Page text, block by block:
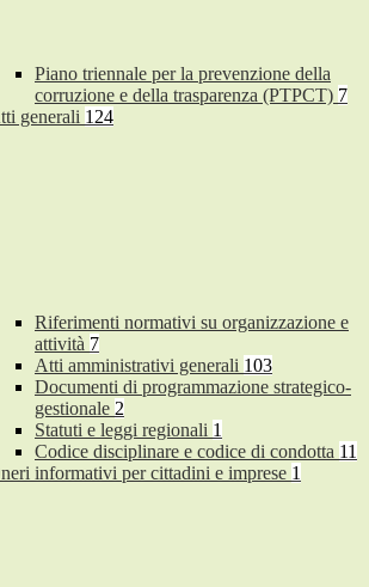
Piano triennale per la prevenzione della
corruzione e della trasparenza (PTPCT) 7
generali 124
Riferimenti normativi su organizzazione e
attività 7
Atti amministrativi generali 103
Documenti di programmazione strategico-
gestionale 2
Statuti e leggi regionali 1
Codice disciplinare e codice di condotta 11
informativi per cittadini e imprese 1